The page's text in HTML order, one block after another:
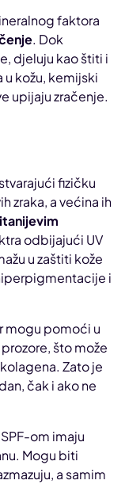
faktora
. Dok
djeluju kao štiti i
kožu, kemijski
upijaju zračenje.
fizičku
zraka, a većina ih
odbijajući UV
u zaštiti kože
i
mogu pomoći u
što može
Zato je
čak i ako ne
om imaju
Mogu biti
a samim